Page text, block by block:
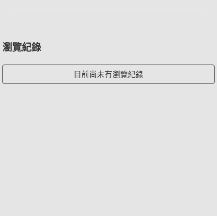
瀏覽紀錄
目前尚未有瀏覽紀錄